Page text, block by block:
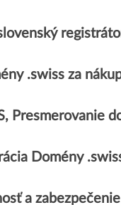
.swiss za
Presmerovanie
Domény
a